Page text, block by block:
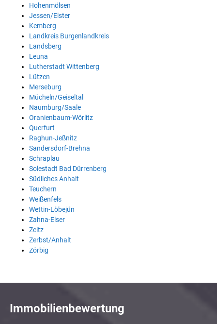
Hohenmölsen
Jessen/Elster
Kemberg
Landkreis Burgenlandkreis
Landsberg
Leuna
Lutherstadt Wittenberg
Lützen
Merseburg
Mücheln/Geiseltal
Naumburg/Saale
Oranienbaum-Wörlitz
Querfurt
Raghun-Jeßnitz
Sandersdorf-Brehna
Schraplau
Solestadt Bad Dürrenberg
Südliches Anhalt
Teuchern
Weißenfels
Wettin-Löbejün
Zahna-Elser
Zeitz
Zerbst/Anhalt
Zörbig
Immobilienbewertung